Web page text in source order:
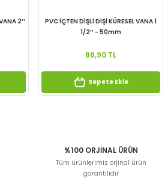
2’’
PVC İÇTEN DİŞLİ DİŞİ KÜRESEL VANA 1
1/2’’ - 50mm
86,90 TL
Sepete Ekle
%100 ORJİNAL ÜRÜN
Tüm ürünlerimiz orjinal ürün
garantilidir